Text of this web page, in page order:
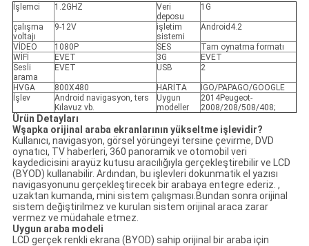
İşlemci 1.2GHZ
Veri
deposu
1G
çalışma
voltajı
9-12V
işletim
sistemi
Android4.2
VİDEO 1080P SES
Tam oynatma formatı
WİFİ
EVET 3G
EVET
Sesli
arama
EVET USB 2
HVGA 800X480 HARİTA
İGO/PAPAGO/GOOGLE
İşlev
Android navigasyon, ters
Kılavuz vb.
Uygun
modeller
2014Peugeot-
2008/208/508/408;
Ürün Detayları
Wşapka orijinal araba ekranlarının yükseltme işlevidir?
Kullanıcı, navigasyon, görsel yörüngeyi tersine çevirme, DVD
oynatıcı, TV haberleri, 360 panoramik ve otomobil veri
kaydedicisini arayüz kutusu aracılığıyla gerçekleştirebilir ve LCD
(BYOD) kullanabilir. Ardından, bu işlevleri dokunmatik el yazısı
navigasyonunu gerçekleştirecek bir arabaya entegre ederiz. ,
uzaktan kumanda, mini sistem çalışması.Bundan sonra orijinal
sistem değiştirilmez ve kurulan sistem orijinal araca zarar
vermez ve müdahale etmez.
Uygun araba modeli
LCD gerçek renkli ekrana (BYOD) sahip orijinal bir araba için